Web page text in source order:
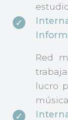
Red
lucro